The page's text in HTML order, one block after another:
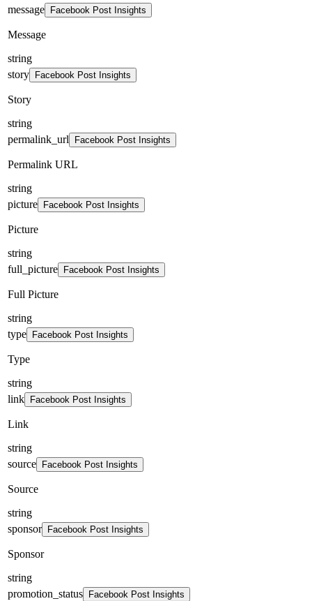
message
Facebook Post Insights
Message
string
story
Facebook Post Insights
Story
string
permalink_url
Facebook Post Insights
Permalink URL
string
picture
Facebook Post Insights
Picture
string
full_picture
Facebook Post Insights
Full Picture
string
type
Facebook Post Insights
Type
string
link
Facebook Post Insights
Link
string
source
Facebook Post Insights
Source
string
sponsor
Facebook Post Insights
Sponsor
string
promotion_status
Facebook Post Insights